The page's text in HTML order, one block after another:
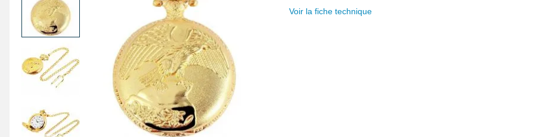
Voir la fiche technique